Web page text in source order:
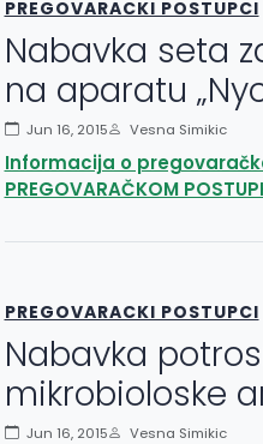
PREGOVARACKI POSTUPCI
Nabavka seta
na aparatu
Jun 16, 2015 Vesna Simikic
Informacija o
PREGOVARAČKOM
PREGOVARACKI POSTUPCI
Nabavka
mikrobioloske
Jun 16, 2015 Vesna Simikic